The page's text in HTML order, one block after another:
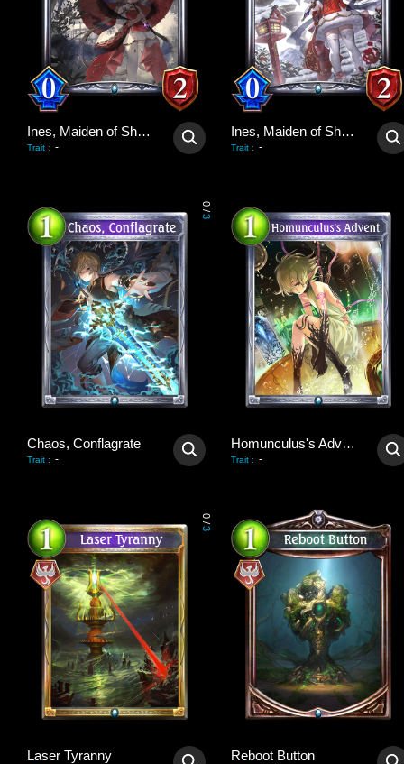
Ines, Maiden of Shadows
Trait : -
Ines, Maiden of Shadows
Trait : -
0
/
3
Chaos, Conflagrate
Trait : -
Homunculus's Advent
Trait : -
0
/
3
Laser Tyranny Reboot Button